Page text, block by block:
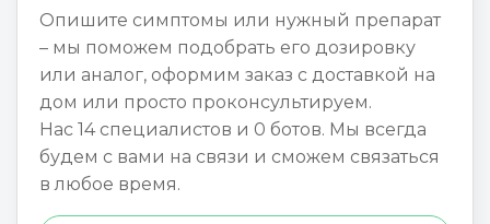
Опишите симптомы или нужный препарат
– мы поможем подобрать его дозировку
или аналог, оформим заказ с доставкой на
дом или просто проконсультируем.
Нас 14 специалистов и 0 ботов. Мы всегда
будем с вами на связи и сможем связаться
в любое время.